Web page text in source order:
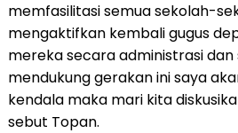
memfasilitasi semua sekolah-
mengaktifkan kembali gugus
mereka secara administrasi dan
mendukung gerakan ini saya
kendala maka mari kita
sebut Topan.